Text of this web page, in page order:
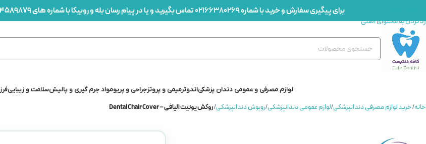
رد کردن به محتوای اصلی
برای پیگیری سفارش و خرید با شماره02166380269تماس بگیرید و یا در پیام رسان بله و روبیکا با شماره های 09914589879 و 09912436419 در ارتباط باشید
لوازم مصرفی و عمومی دندان پزشکیاندوترمیمی و پروتزجراحی و پریومواد جرم گیری و پالیشسلامت و زیباییفرز
خانه/خرید لوازم مصرفی دندانپزشکی/لوازم عمومی دندانپزشکی/روپوش دندانپزشکی/روکش یونیت الیافی – Dental Chair Cover